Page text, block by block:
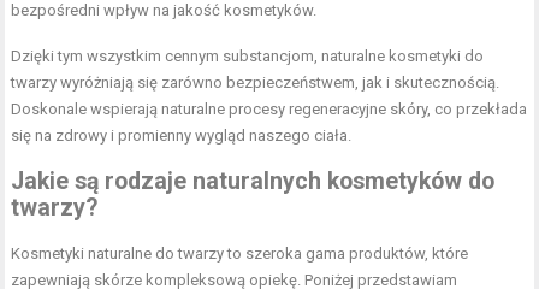
bezpośredni wpływ na jakość kosmetyków.
Dzięki tym wszystkim cennym substancjom, naturalne kosmetyki do
twarzy wyróżniają się zarówno bezpieczeństwem, jak i skutecznością.
Doskonale wspierają naturalne procesy regeneracyjne skóry, co przekłada
się na zdrowy i promienny wygląd naszego ciała.
Jakie są rodzaje naturalnych kosmetyków do
twarzy?
Kosmetyki naturalne do twarzy to szeroka gama produktów, które
zapewniają skórze kompleksową opiekę. Poniżej przedstawiam